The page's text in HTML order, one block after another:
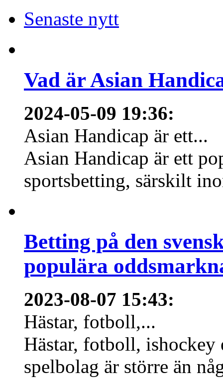
Senaste nytt
Vad är Asian
2024-05-09 19:36:
Asian Handicap är ett...
Asian Handicap är ett
sportsbetting, särskilt
Betting på den
populära
2023-08-07 15:43:
Hästar, fotboll,...
Hästar, fotboll,
spelbolag är större än